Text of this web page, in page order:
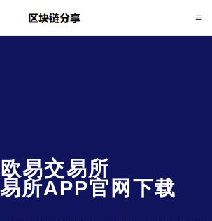
欧易交易所
所APP官网下载